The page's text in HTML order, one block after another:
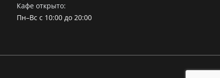
Кафе открыто:
Пн–Вс с 10:00 до 20:00